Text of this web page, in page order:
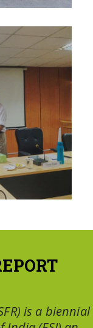
is a biennial